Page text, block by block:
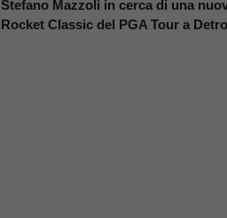
Stefano Mazzoli in cerca di una
Rocket Classic del PGA Tour a